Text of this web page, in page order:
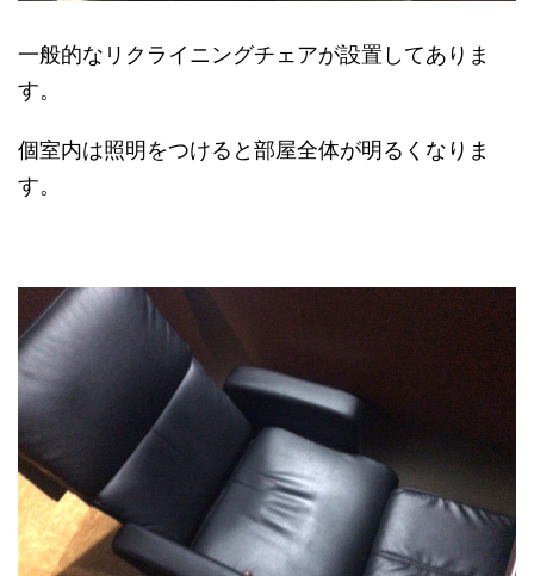
一般的なリクライニングチェアが設置してありま
す。
個室内は照明をつけると部屋全体が明るくなりま
す。